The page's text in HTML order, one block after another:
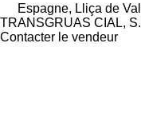
Espagne, Lliça de
TRANSGRUAS CIAL,
Contacter le vendeur